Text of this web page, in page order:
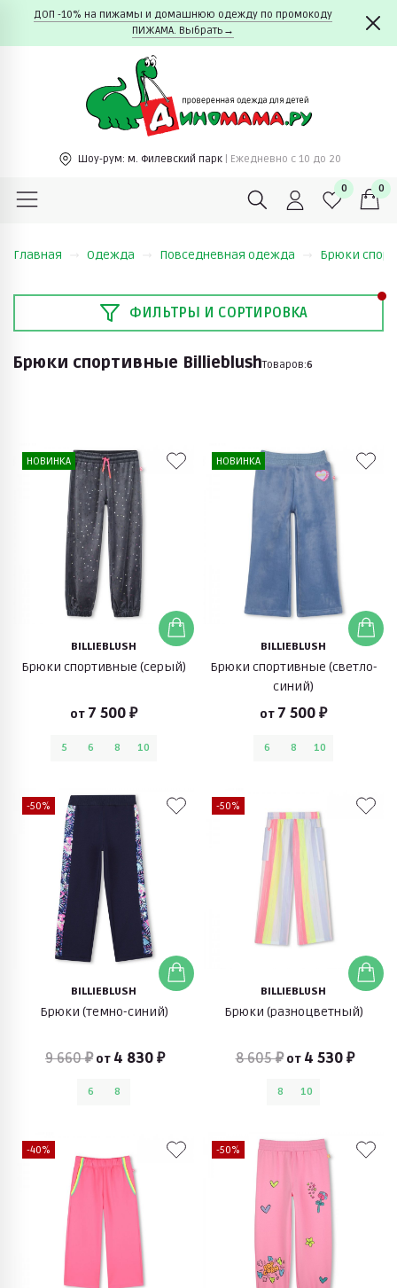
ДОП -10% на пижамы и домашнюю одежду по промокоду
ПИЖАМА. Выбрать→
Шоу-рум: м. Филевский парк | Ежедневно c 10 до 20
0 0
Главная Одежда Повседневная одежда Брюки
ФИЛЬТРЫ И СОРТИРОВКА
Брюки спортивные BillieblushТоваров:6
НОВИНКА
BILLIEBLUSH
Брюки спортивные (серый)
от 7 500 ₽
5 6 8 10
НОВИНКА
BILLIEBLUSH
Брюки спортивные (светло-
синий)
от 7 500 ₽
6 8 10
-50%
BILLIEBLUSH
Брюки (темно-синий)
9 660 ₽ от 4 830 ₽
6 8
-50%
BILLIEBLUSH
Брюки (разноцветный)
8 605 ₽ от 4 530 ₽
8 10
-40% -50%